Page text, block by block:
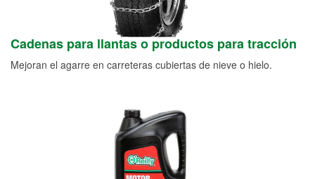
Cadenas para llantas o productos para tracción
Mejoran el agarre en carreteras cubiertas de nieve o hielo.